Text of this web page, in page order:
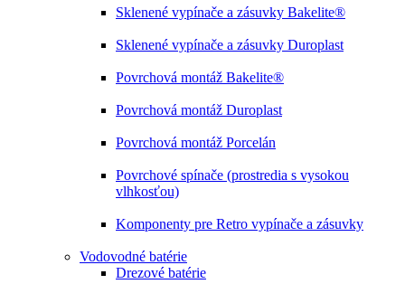
Sklenené vypínače a zásuvky Bakelite®
Sklenené vypínače a zásuvky Duroplast
Povrchová montáž Bakelite®
Povrchová montáž Duroplast
Povrchová montáž Porcelán
Povrchové spínače (prostredia s vysokou
vlhkosťou)
Komponenty pre Retro vypínače a zásuvky
Vodovodné batérie
Drezové batérie